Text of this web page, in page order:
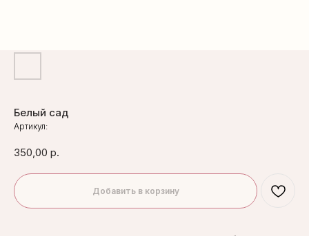
Белый сад
Артикул:
350,00 р.
Добавить в корзину